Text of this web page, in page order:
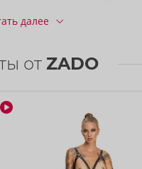
далее
от ZADO